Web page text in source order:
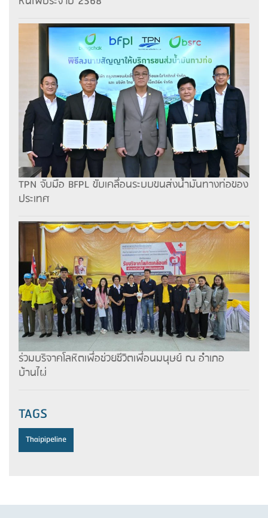
TPN จับมือ BFPL ขับเคลื่อนระบบขนส่งน้ำมันทางท่อของ
ประเทศ
ร่วมบริจาคโลหิตเพื่อช่วยชีวิตเพื่อนมนุษย์ ณ อำเภอ
บ้านไผ่
TAGS
Thaipipeline